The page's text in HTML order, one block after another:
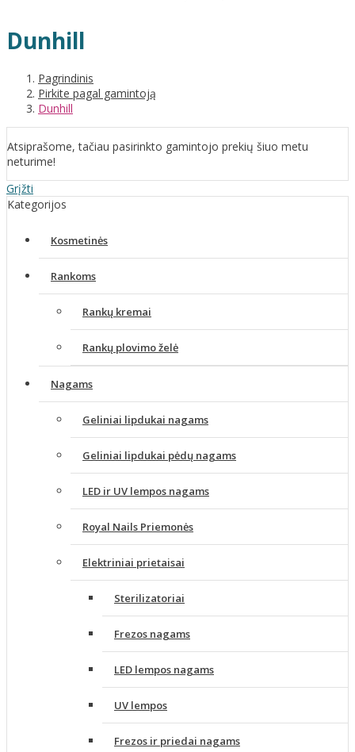
Dunhill
Pagrindinis
Pirkite pagal gamintoją
Dunhill
Atsiprašome, tačiau pasirinkto gamintojo prekių šiuo metu
neturime!
Grįžti
Kategorijos
Kosmetinės
Rankoms
Rankų kremai
Rankų plovimo želė
Nagams
Geliniai lipdukai nagams
Geliniai lipdukai pėdų nagams
LED ir UV lempos nagams
Royal Nails Priemonės
Elektriniai prietaisai
Sterilizatoriai
Frezos nagams
LED lempos nagams
UV lempos
Frezos ir priedai nagams